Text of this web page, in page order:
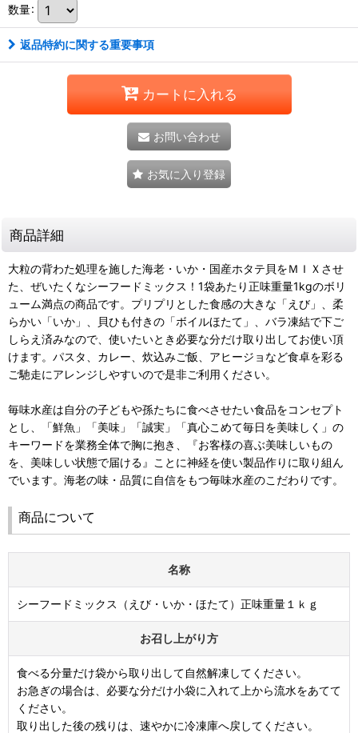
数量:
返品特約に関する重要事項
カートに入れる
お問い合わせ
お気に入り登録
商品詳細
大粒の背わた処理を施した海老・いか・国産ホタテ貝をＭＩＸさせ
た、ぜいたくなシーフードミックス！1袋あたり正味重量1kgのボリ
ューム満点の商品です。プリプリとした食感の大きな「えび」、柔
らかい「いか」、貝ひも付きの「ボイルほたて」、バラ凍結で下ご
しらえ済みなので、使いたいとき必要な分だけ取り出してお使い頂
けます。パスタ、カレー、炊込みご飯、アヒージョなど食卓を彩る
ご馳走にアレンジしやすいので是非ご利用ください。
毎味水産は自分の子どもや孫たちに食べさせたい食品をコンセプト
とし、「鮮魚」「美味」「誠実」「真心こめて毎日を美味しく」の
キーワードを業務全体で胸に抱き、『お客様の喜ぶ美味しいもの
を、美味しい状態で届ける』ことに神経を使い製品作りに取り組ん
でいます。海老の味・品質に自信をもつ毎味水産のこだわりです。
商品について
名称
シーフードミックス（えび・いか・ほたて）正味重量１ｋｇ
お召し上がり方
食べる分量だけ袋から取り出して自然解凍してください。
お急ぎの場合は、必要な分だけ小袋に入れて上から流水をあてて
ください。
取り出した後の残りは、速やかに冷凍庫へ戻してください。